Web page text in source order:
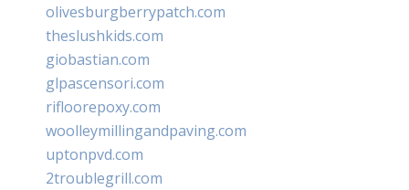
olivesburgberrypatch.com
theslushkids.com
giobastian.com
glpascensori.com
rifloorepoxy.com
woolleymillingandpaving.com
uptonpvd.com
2troublegrill.com